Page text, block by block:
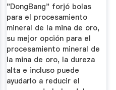
"DongBang" forjó bolas
para el procesamiento
mineral de la mina de oro,
su mejor opción para el
procesamiento mineral de
la mina de oro, la dureza
alta e incluso puede
ayudarlo a reducir el